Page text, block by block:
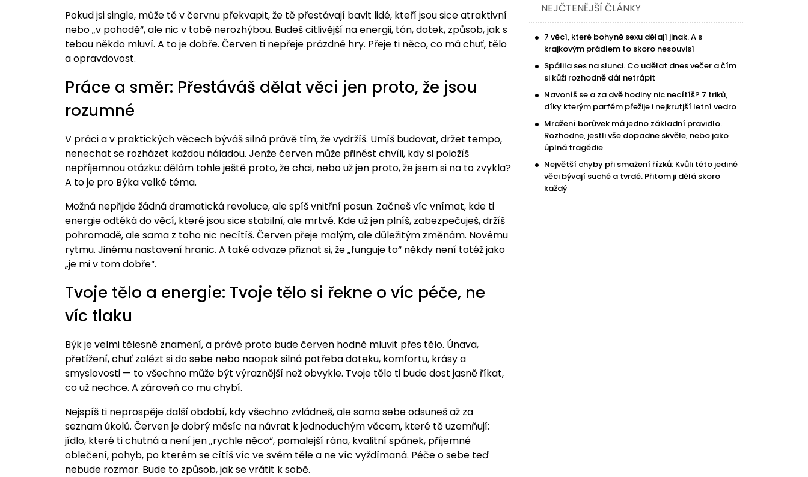
Pokud jsi single, může tě v červnu překvapit, že tě přestávají bavit lidé, kteří jsou sice atraktivní
nebo „v pohodě“, ale nic v tobě nerozhýbou. Budeš citlivější na energii, tón, dotek, způsob, jak s
tebou někdo mluví. A to je dobře. Červen ti nepřeje prázdné hry. Přeje ti něco, co má chuť, tělo
a opravdovost.
Práce a směr: Přestáváš dělat věci jen proto, že jsou
rozumné
V práci a v praktických věcech býváš silná právě tím, že vydržíš. Umíš budovat, držet tempo,
nenechat se rozházet každou náladou. Jenže červen může přinést chvíli, kdy si položíš
nepříjemnou otázku: dělám tohle ještě proto, že chci, nebo už jen proto, že jsem si na to zvykla?
A to je pro Býka velké téma.
Možná nepřijde žádná dramatická revoluce, ale spíš vnitřní posun. Začneš víc vnímat, kde ti
energie odtéká do věcí, které jsou sice stabilní, ale mrtvé. Kde už jen plníš, zabezpečuješ, držíš
pohromadě, ale sama z toho nic necítíš. Červen přeje malým, ale důležitým změnám. Novému
rytmu. Jinému nastavení hranic. A také odvaze přiznat si, že „funguje to“ někdy není totéž jako
„je mi v tom dobře“.
Tvoje tělo a energie: Tvoje tělo si řekne o víc péče, ne
víc tlaku
Býk je velmi tělesné znamení, a právě proto bude červen hodně mluvit přes tělo. Únava,
přetížení, chuť zalézt si do sebe nebo naopak silná potřeba doteku, komfortu, krásy a
smyslovosti — to všechno může být výraznější než obvykle. Tvoje tělo ti bude dost jasně říkat,
co už nechce. A zároveň co mu chybí.
Nejspíš ti neprospěje další období, kdy všechno zvládneš, ale sama sebe odsuneš až za
seznam úkolů. Červen je dobrý měsíc na návrat k jednoduchým věcem, které tě uzemňují:
jídlo, které ti chutná a není jen „rychle něco“, pomalejší rána, kvalitní spánek, příjemné
oblečení, pohyb, po kterém se cítíš víc ve svém těle a ne víc vyždímaná. Péče o sebe teď
nebude rozmar. Bude to způsob, jak se vrátit k sobě.
NEJČTENĚJŠÍ ČLÁNKY
7 věcí, které bohyně sexu dělají jinak. A s
krajkovým prádlem to skoro nesouvisí
Spálila ses na slunci. Co udělat dnes večer a čím
si kůži rozhodně dál netrápit
Navoníš se a za dvě hodiny nic necítíš? 7 triků,
díky kterým parfém přežije i nejkrutjší letní vedro
Mražení borůvek má jedno základní pravidlo.
Rozhodne, jestli vše dopadne skvěle, nebo jako
úplná tragédie
Největší chyby při smažení řízků: Kvůli této jediné
věci bývají suché a tvrdé. Přitom ji dělá skoro
každý